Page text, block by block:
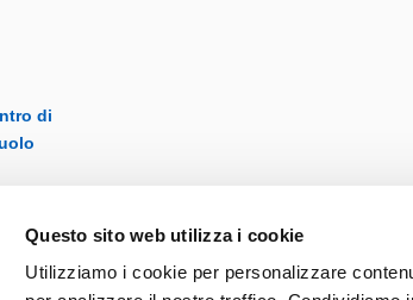
Questo sito web utilizza i cookie
Utilizziamo i cookie per personalizzare
di